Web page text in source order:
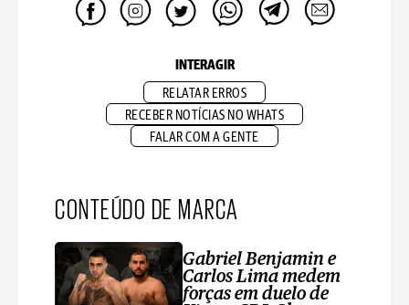
INTERAGIR
RELATAR ERROS
RECEBER NOTÍCIAS NO WHATS
FALAR COM A GENTE
CONTEÚDO DE MARCA
Gabriel Benjamin e
Carlos Lima medem
forças em duelo de